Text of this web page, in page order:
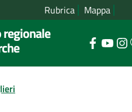
Rubrica Mappa
regionale